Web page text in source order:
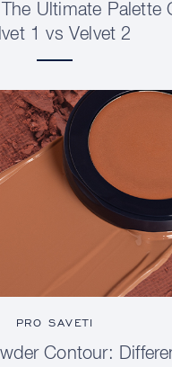
Ultimate Palette
1 vs Velvet 2
PRO SAVETI
Contour: